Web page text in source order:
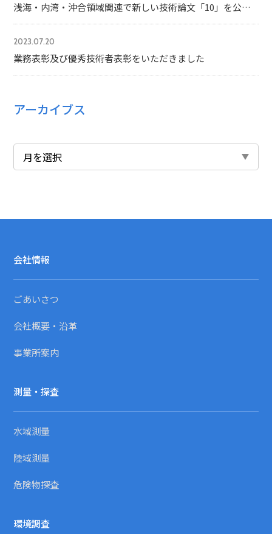
浅海・内湾・沖合領域関連で新しい技術論文「10」を公開しました
2023.07.20
業務表彰及び優秀技術者表彰をいただきました
アーカイブス
会社情報
ごあいさつ
会社概要・沿革
事業所案内
測量・探査
水域測量
陸域測量
危険物探査
環境調査